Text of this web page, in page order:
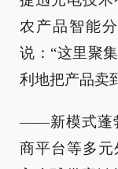
农产品智能
说：“这里聚
利地把产品卖
——新模式蓬
商平台等多